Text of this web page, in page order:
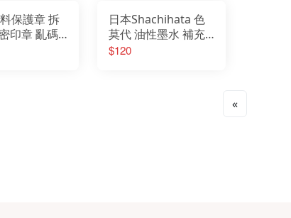
保護章 拆
印章 亂碼
保護 印章
日本Shachihata 色
莫代 油性墨水 補充
墨水 8ml 20ml
$120
«